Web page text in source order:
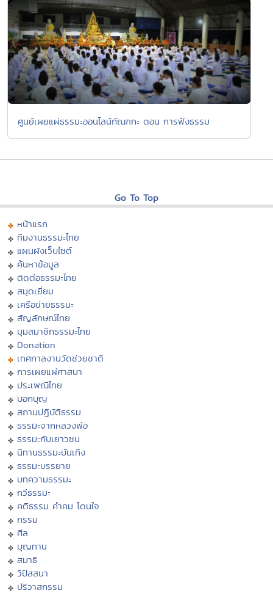
ศูนย์เผยแผ่ธรรมะออนไลน์กัณฑกะ ตอน การฟังธรรม
Go To Top
หน้าแรก
ทีมงานธรรมะไทย
แผนผังเว็บไซต์
ค้นหาข้อมูล
ติดต่อธรรมะไทย
สมุดเยี่ยม
เครือข่ายธรรมะ
สัญลักษณ์ไทย
มุมสมาชิกธรรมะไทย
Donation
เทศกาลงานวัดช่วยชาติ
การเผยแผ่ศาสนา
ประเพณีไทย
บอกบุญ
สถานปฏิบัติธรรม
ธรรมะจากหลวงพ่อ
ธรรมะกับเยาวชน
นิทานธรรมะบันเทิง
ธรรมะบรรยาย
บทความธรรมะ
กวีธรรมะ
คติธรรม คำคม โดนใจ
กรรม
ศีล
บุญทาน
สมาธิ
วิปัสสนา
ปริวาสกรรม